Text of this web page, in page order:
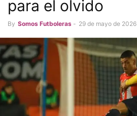
para el olvido
By Somos Futboleras - 29 de mayo de 2026